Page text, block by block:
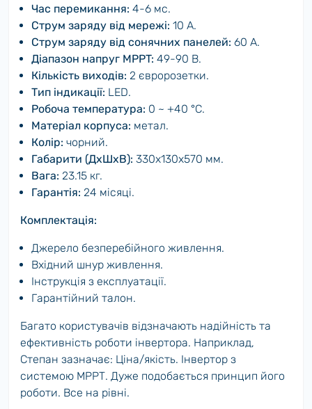
Час перемикання: 4-6 мс.
Струм заряду від мережі: 10 А.
Струм заряду від сонячних панелей: 60 А.
Діапазон напруг MPPT: 49-90 В.
Кількість виходів: 2 євророзетки.
Тип індикації: LED.
Робоча температура: 0 ~ +40 °C.
Матеріал корпуса: метал.
Колір: чорний.
Габарити (ДхШхВ): 330х130х570 мм.
Вага: 23.15 кг.
Гарантія: 24 місяці.
Комплектація:
Джерело безперебійного живлення.
Вхідний шнур живлення.
Інструкція з експлуатації.
Гарантійний талон.
Багато користувачів відзначають надійність та
ефективність роботи інвертора. Наприклад,
Степан зазначає: Ціна/якість. Інвертор з
системою МРРТ. Дуже подобається принцип його
роботи. Все на рівні.